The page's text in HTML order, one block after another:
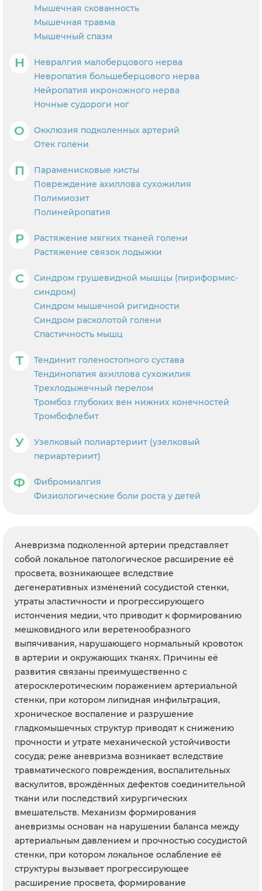
Мышечная скованность
Мышечная травма
Мышечный спазм
Н
Невралгия малоберцового нерва
Невропатия большеберцового нерва
Нейропатия икроножного нерва
Ночные судороги ног
О
Окклюзия подколенных артерий
Отек голени
П
Параменисковые кисты
Повреждение ахиллова сухожилия
Полимиозит
Полинейропатия
Р
Растяжение мягких тканей голени
Растяжение связок лодыжки
С
Синдром грушевидной мышцы (пириформис-
синдром)
Синдром мышечной ригидности
Синдром расколотой голени
Спастичность мышц
Т
Тендинит голеностопного сустава
Тендинопатия ахиллова сухожилия
Трехлодыжечный перелом
Тромбоз глубоких вен нижних конечностей
Тромбофлебит
У
Узелковый полиартериит (узелковый
периартериит)
Ф
Фибромиалгия
Физиологические боли роста у детей
Аневризма подколенной артерии представляет
собой локальное патологическое расширение её
просвета, возникающее вследствие
дегенеративных изменений сосудистой стенки,
утраты эластичности и прогрессирующего
истончения медии, что приводит к формированию
мешковидного или веретенообразного
выпячивания, нарушающего нормальный кровоток
в артерии и окружающих тканях. Причины её
развития связаны преимущественно с
атеросклеротическим поражением артериальной
стенки, при котором липидная инфильтрация,
хроническое воспаление и разрушение
гладкомышечных структур приводят к снижению
прочности и утрате механической устойчивости
сосуда; реже аневризма возникает вследствие
травматического повреждения, воспалительных
васкулитов, врождённых дефектов соединительной
ткани или последствий хирургических
вмешательств. Механизм формирования
аневризмы основан на нарушении баланса между
артериальным давлением и прочностью сосудистой
стенки, при котором локальное ослабление её
структуры вызывает прогрессирующее
расширение просвета, формирование